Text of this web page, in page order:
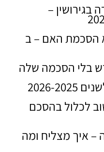
בגירושין –
הסכמת האם – ב
בלי הסכמה שלה
2025
לכלול בהסכם
– איך מצליח ומה